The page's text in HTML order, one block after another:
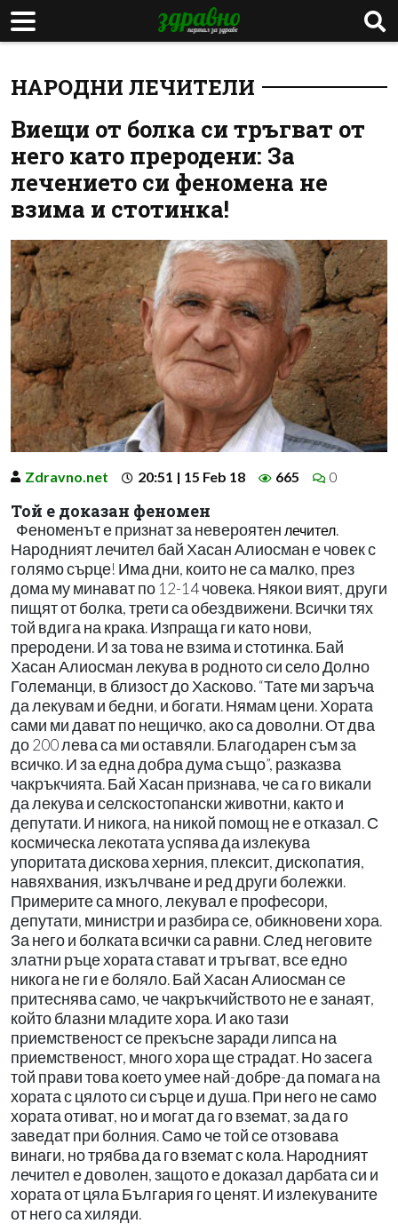
НАРОДНИ ЛЕЧИТЕЛИ
Виещи от болка си тръгват от
него като преродени: За
лечението си феномена не
взима и стотинка!
Zdravno.net 20:51 | 15 Feb 18 665 0
Той е доказан феномен
Феноменът е признат за невероятен лечител.
Народният лечител бай Хасан Алиосман е човек с
голямо сърце! Има дни, които не са малко, през
дома му минават по 12-14 човека. Някои вият, други
пищят от болка, трети са обездвижени. Всички тях
той вдига на крака. Изпраща ги като нови,
преродени. И за това не взима и стотинка. Бай
Хасан Алиосман лекува в родното си село Долно
Големанци, в близост до Хасково. “Тате ми заръча
да лекувам и бедни, и богати. Нямам цени. Хората
сами ми дават по нещичко, ако са доволни. От два
до 200 лева са ми оставяли. Благодарен съм за
всичко. И за една добра дума също”, разказва
чакръкчията. Бай Хасан признава, че са го викали
да лекува и селскостопански животни, както и
депутати. И никога, на никой помощ не е отказал. С
космическа лекотата успява да излекува
упоритата дискова херния, плексит, дископатия,
навяхвания, изкълчване и ред други болежки.
Примерите са много, лекувал е професори,
депутати, министри и разбира се, обикновени хора.
За него и болката всички са равни. След неговите
златни ръце хората стават и тръгват, все едно
никога не ги е боляло. Бай Хасан Алиосман се
притеснява само, че чакръкчийството не е занаят,
който блазни младите хора. И ако тази
приемственост се прекъсне заради липса на
приемственост, много хора ще страдат. Но засега
той прави това което умее най-добре-да помага на
хората с цялото си сърце и душа. При него не само
хората отиват, но и могат да го вземат, за да го
заведат при болния. Само че той се отзовава
винаги, но трябва да го вземат с кола. Народният
лечител е доволен, защото е доказал дарбата си и
хората от цяла България го ценят. И излекуваните
от него са хиляди.